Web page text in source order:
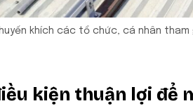
khích các tổ chức, cá nhân
kiện thuận lợi để